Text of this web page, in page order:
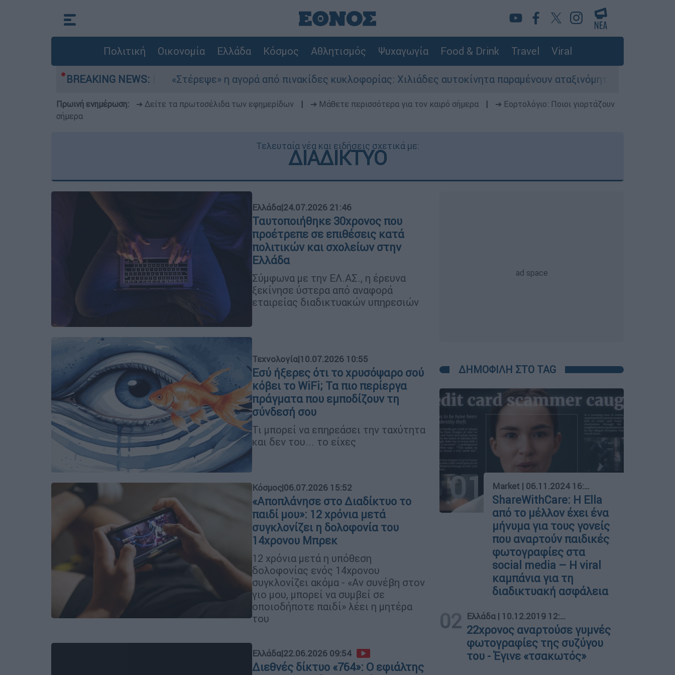
Πολιτική Οικονομία Ελλάδα Κόσμος Αθλητισμός Ψυχαγωγία Food & Drink Travel Viral
BREAKING NEWS:
στο Αιγαίο «Στέρεψε» η αγορά από πινακίδες κυκλοφορίας: Χιλιάδες αυτοκίνητα παραμένουν αταξινόμητα - Λύση αναζητά το
Πρωινή ενημέρωση: ➔ Δείτε τα πρωτοσέλιδα των εφημερίδων ➔ Μάθετε περισσότερα για τον καιρό σήμερα
➔ Εορτολόγιο: Ποιοι γιορτάζουν
σήμερα
Τελευταία νέα και ειδήσεις σχετικά με:
ΔΙΑΔΙΚΤΥΟ
Ελλάδα|24.07.2026 21:46
Ταυτοποιήθηκε 30χρονος που
προέτρεπε σε επιθέσεις κατά
πολιτικών και σχολείων στην
Ελλάδα
Σύμφωνα με την ΕΛ.ΑΣ., η έρευνα
ξεκίνησε ύστερα από αναφορά
εταιρείας διαδικτυακών υπηρεσιών
Τεχνολογία|10.07.2026 10:55
Εσύ ήξερες ότι το χρυσόψαρο σού
κόβει το WiFi; Τα πιο περίεργα
πράγματα που εμποδίζουν τη
σύνδεσή σου
Τι μπορεί να επηρεάσει την ταχύτητα
και δεν του... το είχες
Κόσμος|06.07.2026 15:52
«Αποπλάνησε στο Διαδίκτυο το
παιδί μου»: 12 χρόνια μετά
συγκλονίζει η δολοφονία του
14χρονου Μπρεκ
12 χρόνια μετά η υπόθεση
δολοφονίας ενός 14χρονου
συγκλονίζει ακόμα - «Αν συνέβη στον
γιο μου, μπορεί να συμβεί σε
οποιοδήποτε παιδί» λέει η μητέρα
του
Ελλάδα|22.06.2026 09:54
Διεθνές δίκτυο «764»: Ο εφιάλτης
ΔΗΜΟΦΙΛΗ ΣΤΟ TAG
01 Market | 06.11.2024 16:27
ShareWithCare: Η Ella
από το μέλλον έχει ένα
μήνυμα για τους γονείς
που αναρτούν παιδικές
φωτογραφίες στα
social media – Η viral
καμπάνια για τη
διαδικτυακή ασφάλεια
02 Ελλάδα | 10.12.2019 12:44
22χρονος αναρτούσε γυμνές
φωτογραφίες της συζύγου
του - Έγινε «τσακωτός»